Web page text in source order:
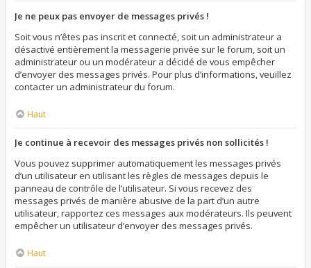
Je ne peux pas envoyer de messages privés !
Soit vous n’êtes pas inscrit et connecté, soit un administrateur a
désactivé entièrement la messagerie privée sur le forum, soit un
administrateur ou un modérateur a décidé de vous empêcher
d’envoyer des messages privés. Pour plus d’informations, veuillez
contacter un administrateur du forum.
Haut
Je continue à recevoir des messages privés non sollicités !
Vous pouvez supprimer automatiquement les messages privés
d’un utilisateur en utilisant les règles de messages depuis le
panneau de contrôle de l’utilisateur. Si vous recevez des
messages privés de manière abusive de la part d’un autre
utilisateur, rapportez ces messages aux modérateurs. Ils peuvent
empêcher un utilisateur d’envoyer des messages privés.
Haut